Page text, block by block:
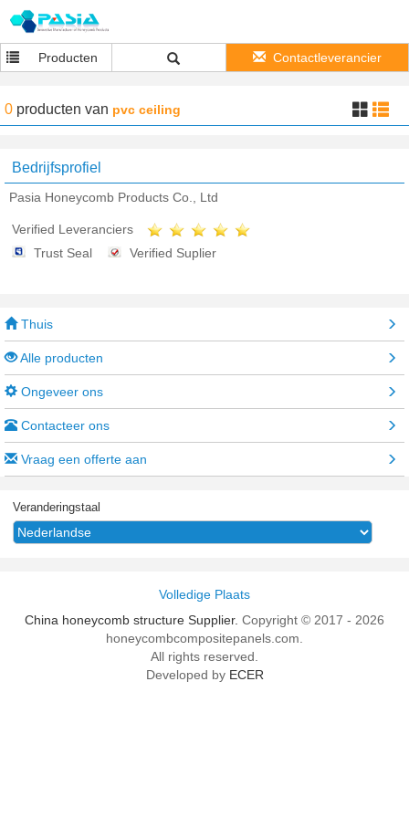
Producten Contactleverancier
0 producten van pvc ceiling
Bedrijfsprofiel
Pasia Honeycomb Products Co., Ltd
Verified Leveranciers
Trust Seal
Verified Suplier
Thuis
Alle producten
Ongeveer ons
Contacteer ons
Vraag een offerte aan
Veranderingstaal
Volledige Plaats
China honeycomb structure Supplier. Copyright © 2017 - 2026
honeycombcompositepanels.com.
All rights reserved.
Developed by ECER